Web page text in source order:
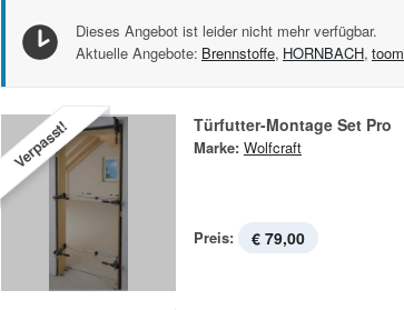
Dieses Angebot ist leider nicht mehr verfügbar.
Aktuelle Angebote: Brennstoffe, HORNBACH, toom
Verpasst! Türfutter-Montage Set Pro
Marke: Wolfcraft
Preis: € 79,00